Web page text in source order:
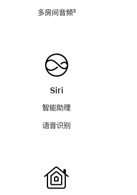
多房间音频脚
³
Siri
智能助理
语音识别